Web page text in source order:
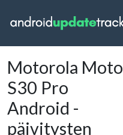
Motorola Moto
S30 Pro
Android -
päivitysten